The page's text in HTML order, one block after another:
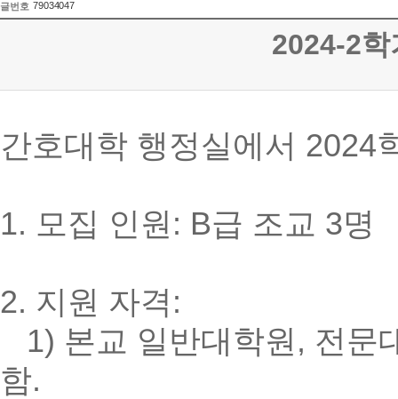
글번호 79034047
2024-2
간호대학 행정실에서 2024
1. 모집 인원: B급 조교 3명
2. 지원 자격:
1) 본교 일반대학원, 전문
함.